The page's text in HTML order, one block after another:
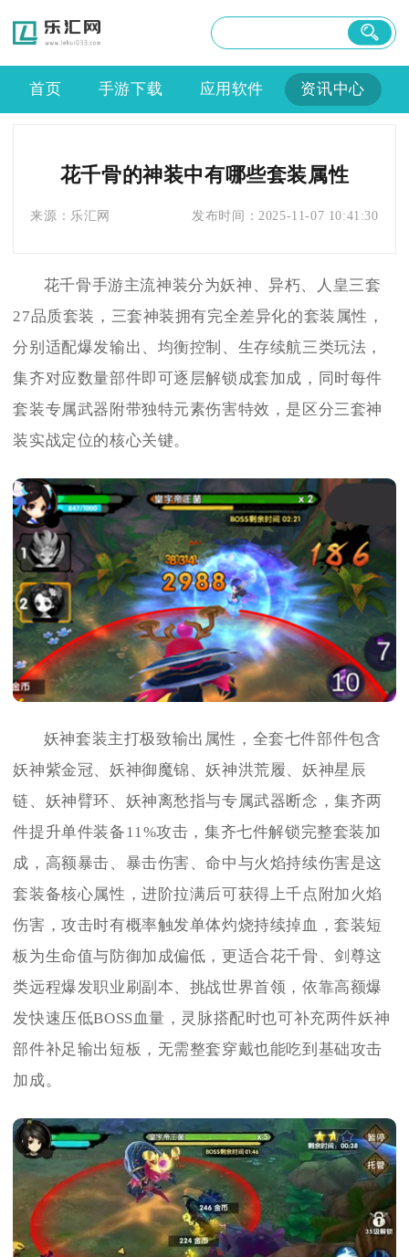
首页 手游下载 应用软件 资讯中心
花千骨的神装中有哪些套装属性
来源： 乐汇网 发布时间： 2025-11-07 10:41:30
花千骨手游主流神装分为妖神、异朽、人皇三套
27品质套装，三套神装拥有完全差异化的套装属性，
分别适配爆发输出、均衡控制、生存续航三类玩法，
集齐对应数量部件即可逐层解锁成套加成，同时每件
套装专属武器附带独特元素伤害特效，是区分三套神
装实战定位的核心关键。
妖神套装主打极致输出属性，全套七件部件包含
妖神紫金冠、妖神御魔锦、妖神洪荒履、妖神星辰
链、妖神臂环、妖神离愁指与专属武器断念，集齐两
件提升单件装备11%攻击，集齐七件解锁完整套装加
成，高额暴击、暴击伤害、命中与火焰持续伤害是这
套装备核心属性，进阶拉满后可获得上千点附加火焰
伤害，攻击时有概率触发单体灼烧持续掉血，套装短
板为生命值与防御加成偏低，更适合花千骨、剑尊这
类远程爆发职业刷副本、挑战世界首领，依靠高额爆
发快速压低BOSS血量，灵脉搭配时也可补充两件妖神
部件补足输出短板，无需整套穿戴也能吃到基础攻击
加成。